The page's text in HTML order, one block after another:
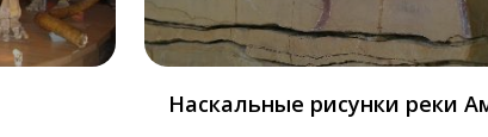
Наскальные рисунки реки